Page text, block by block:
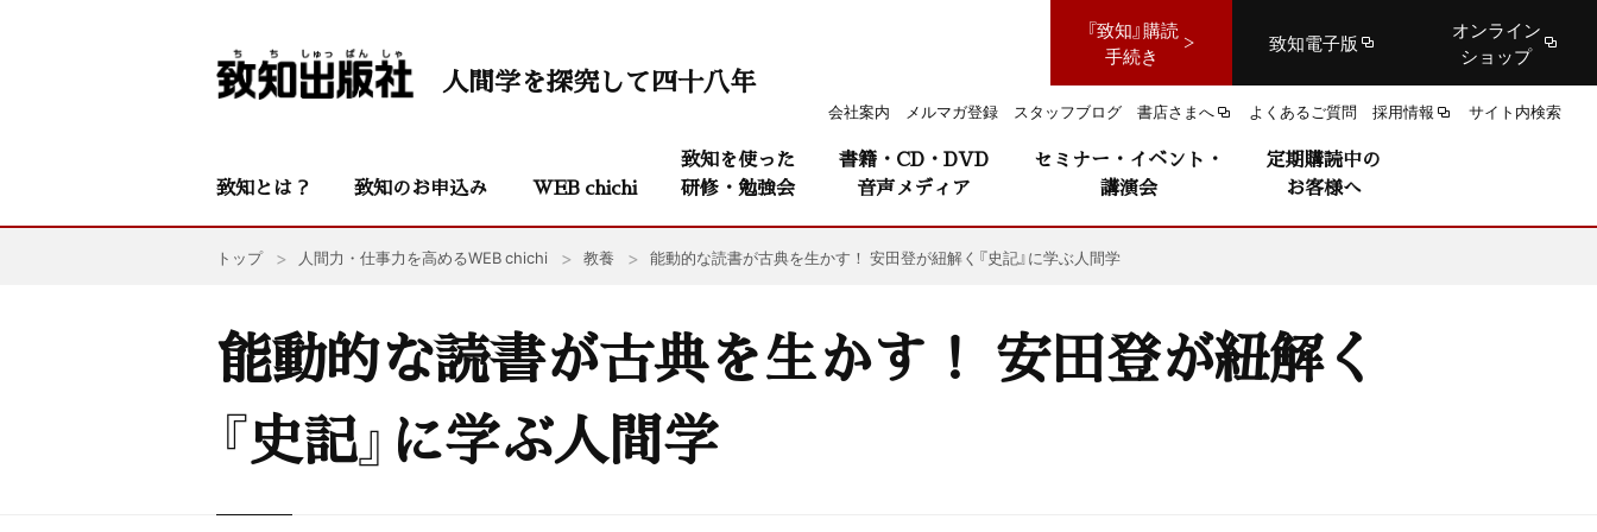
『致知』購読
手続き
致知電子版
オンライン
ショップ
会社案内 メルマガ登録 スタッフブログ 書店さまへ よくあるご質問 採用情報 サイト内検索
人間学を探究して四十八年
致知とは？ 致知のお申込み WEB chichi
致知を使った
研修・勉強会
書籍・CD・DVD
音声メディア
セミナー・イベント・
講演会
定期購読中の
お客様へ
トップ 人間力・仕事力を高めるWEB chichi 教養 能動的な読書が古典を生かす！ 安田登が紐解く『史記』に学ぶ人間学
能動的な読書が古典を生かす！ 安田登が紐解く
『史記』に学ぶ人間学